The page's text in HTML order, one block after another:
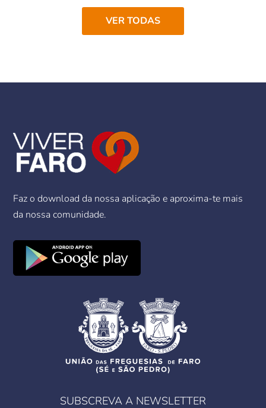
VER TODAS
Faz o download da nossa aplicação e aproxima-te mais
da nossa comunidade.
SUBSCREVA A NEWSLETTER